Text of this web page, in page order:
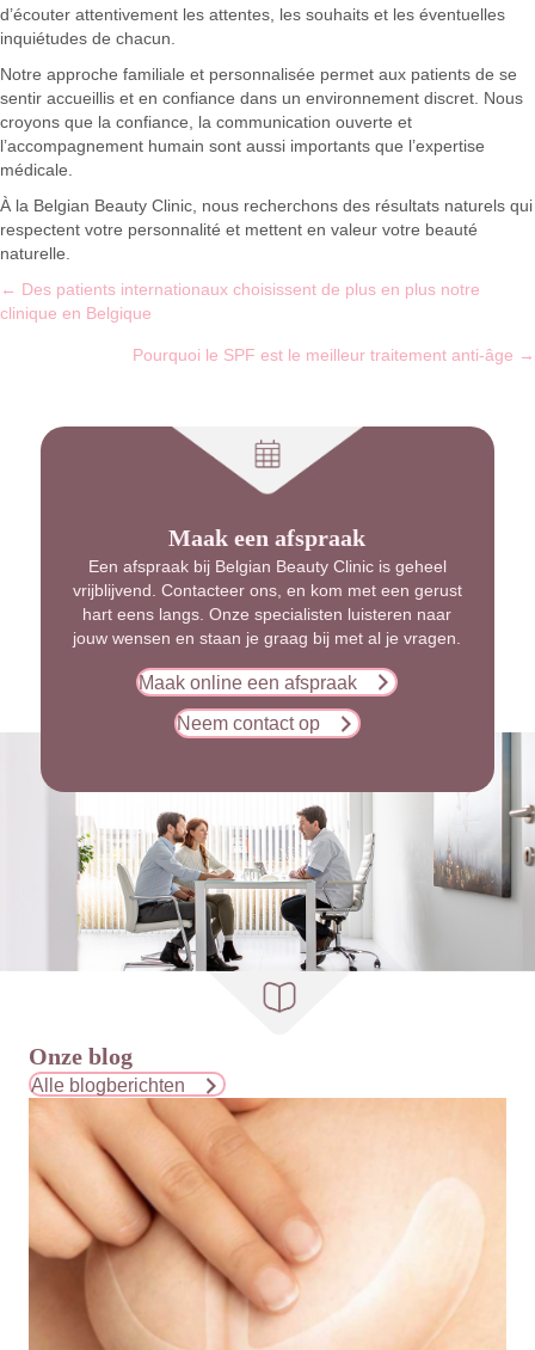
d’écouter attentivement les attentes, les souhaits et les éventuelles
inquiétudes de chacun.
Notre approche familiale et personnalisée permet aux patients de se
sentir accueillis et en confiance dans un environnement discret. Nous
croyons que la confiance, la communication ouverte et
l’accompagnement humain sont aussi importants que l’expertise
médicale.
À la Belgian Beauty Clinic, nous recherchons des résultats naturels qui
respectent votre personnalité et mettent en valeur votre beauté
naturelle.
Posts
← Des patients internationaux choisissent de plus en plus notre
clinique en Belgique
Pourquoi le SPF est le meilleur traitement anti-âge →
Maak een afspraak
Een afspraak bij Belgian Beauty Clinic is geheel
vrijblijvend. Contacteer ons, en kom met een gerust
hart eens langs. Onze specialisten luisteren naar
jouw wensen en staan je graag bij met al je vragen.
Maak online een afspraak
Neem contact op
Onze blog
Alle blogberichten